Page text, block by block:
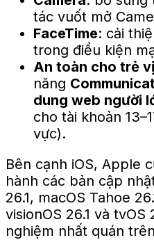
tác vuốt mở
FaceTime: cải
trong điều kiện
An toàn cho trẻ
năng
dung web người
cho tài khoản
vực).
Bên cạnh iOS, Apple
hành các bản cập
26.1, macOS Tahoe
visionOS 26.1 và tvOS
nghiệm nhất quán